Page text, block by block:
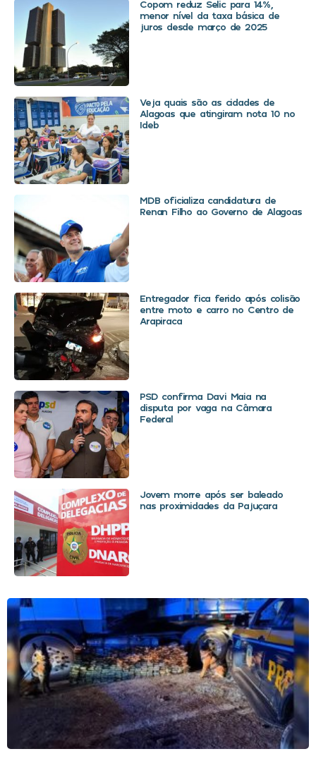
Copom reduz Selic para 14%,
menor nível da taxa básica de
juros desde março de 2025
Veja quais são as cidades de
Alagoas que atingiram nota 10 no
Ideb
MDB oficializa candidatura de
Renan Filho ao Governo de Alagoas
Entregador fica ferido após colisão
entre moto e carro no Centro de
Arapiraca
PSD confirma Davi Maia na
disputa por vaga na Câmara
Federal
Jovem morre após ser baleado
nas proximidades da Pajuçara